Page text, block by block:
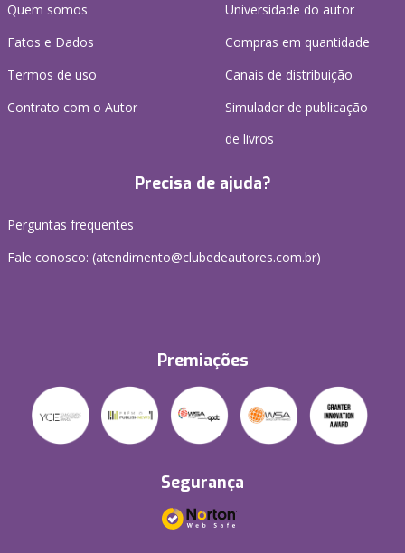
Quem somos
Fatos e Dados
Termos de uso
Contrato com o Autor
Universidade do autor
Compras em quantidade
Canais de distribuição
Simulador de publicação
de livros
Precisa de ajuda?
Perguntas frequentes
Fale conosco: (atendimento@clubedeautores.com.br)
Premiações
Segurança